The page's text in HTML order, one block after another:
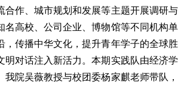
合作、城市规划和发展等主题开展调研与
名高校、公司企业、博物馆等不同机构单
，传播中华文化，提升青年学子的全球胜
明对话注入新活力。本期实践队由经济学
我院吴薇教授与校团委杨家麒老师带队，